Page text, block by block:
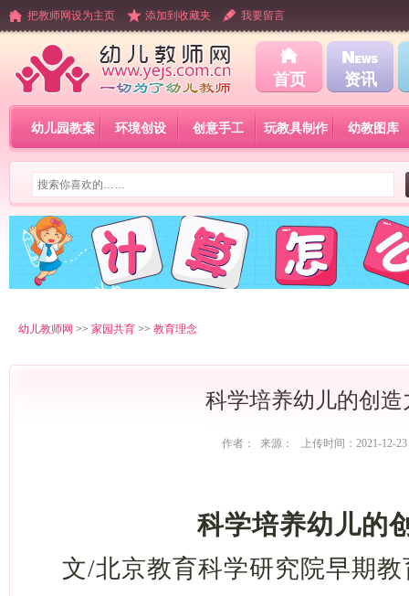
把教师网设为主页 添加到收藏夹 我要留言
首页 资讯
幼儿园教案 环境创设 创意手工 玩教具制作 幼教图库
幼儿教师网 >> 家园共育 >> 教育理念
科学培养幼儿的创造
作者： 来源： 上传时间：2021-12-23
科学培养幼儿的
文/北京教育科学研究院早期